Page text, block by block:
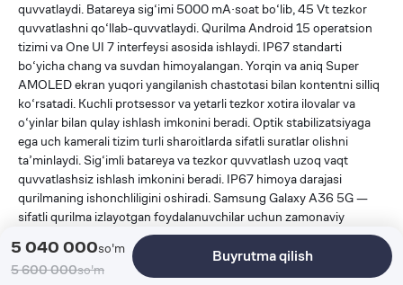
5 040 000so'm
5 600 000so'm
Buyrutma qilish
quvvatlaydi. Batareya sig‘imi 5000 mA·soat bo‘lib, 45 Vt tezkor
quvvatlashni qo‘llab-quvvatlaydi. Qurilma Android 15 operatsion
tizimi va One UI 7 interfeysi asosida ishlaydi. IP67 standarti
bo‘yicha chang va suvdan himoyalangan. Yorqin va aniq Super
AMOLED ekran yuqori yangilanish chastotasi bilan kontentni silliq
ko‘rsatadi. Kuchli protsessor va yetarli tezkor xotira ilovalar va
o‘yinlar bilan qulay ishlash imkonini beradi. Optik stabilizatsiyaga
ega uch kamerali tizim turli sharoitlarda sifatli suratlar olishni
ta’minlaydi. Sig‘imli batareya va tezkor quvvatlash uzoq vaqt
quvvatlashsiz ishlash imkonini beradi. IP67 himoya darajasi
qurilmaning ishonchliligini oshiradi. Samsung Galaxy A36 5G —
sifatli qurilma izlayotgan foydalanuvchilar uchun zamonaviy
funksiyalar va barqaror ishlashni ta’minlaydigan a’lo tanlovdir. SEO
kalit so‘zi: Samsung Galaxy A36 5G. SEO sarlavha: Toshkentda
Samsung Galaxy A36 5G sotib olish — rasmiy kafolat. Meta-tavsif: